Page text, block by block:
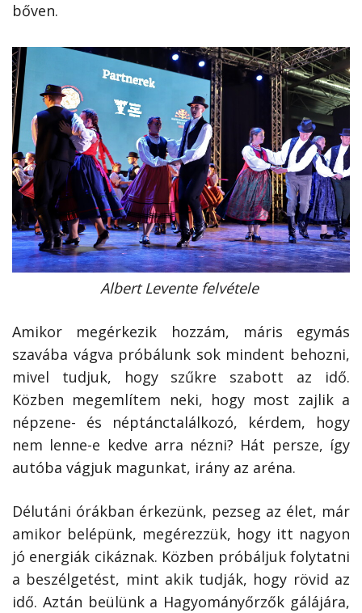
bőven.
Albert Levente felvétele
Amikor megérkezik hozzám, máris egymás
szavába vágva próbálunk sok mindent behozni,
mivel tudjuk, hogy szűkre szabott az idő.
Közben megemlítem neki, hogy most zajlik a
népzene- és néptánctalálkozó, kérdem, hogy
nem lenne-e kedve arra nézni? Hát persze, így
autóba vágjuk magunkat, irány az aréna.
Délutáni órákban érkezünk, pezseg az élet, már
amikor belépünk, megérezzük, hogy itt nagyon
jó energiák cikáznak. Közben próbáljuk folytatni
a beszélgetést, mint akik tudják, hogy rövid az
idő. Aztán beülünk a Hagyományőrzők gálájára,